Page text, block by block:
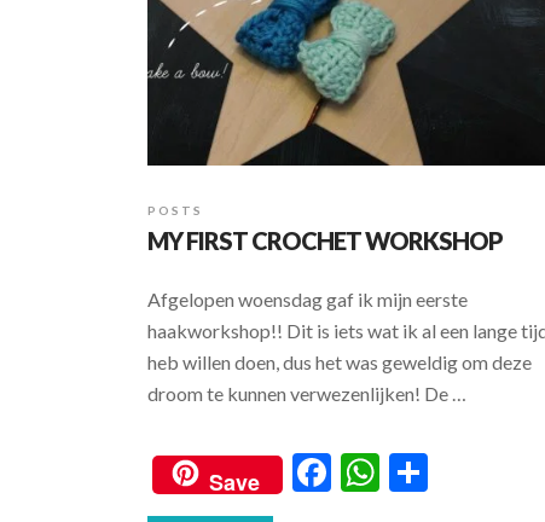
POSTS
MY FIRST CROCHET WORKSHOP
Afgelopen woensdag gaf ik mijn eerste
haakworkshop!! Dit is iets wat ik al een lange
heb willen doen, dus het was geweldig om deze
droom te kunnen verwezenlijken! De …
Save
F
W